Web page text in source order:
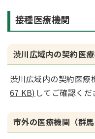
接種医療機関
渋川広域内の契約医
渋川広域内の契約医療
67 KB) してご確認くだ
市外の医療機関（群